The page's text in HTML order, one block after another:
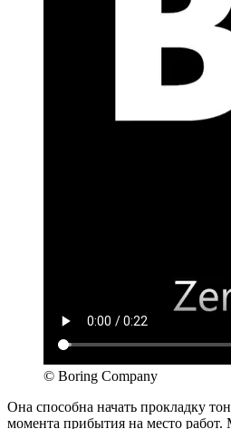
© Boring Company
Она способна начать прокладку
момента прибытия на место работ.